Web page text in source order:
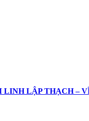
LẬP THẠCH –